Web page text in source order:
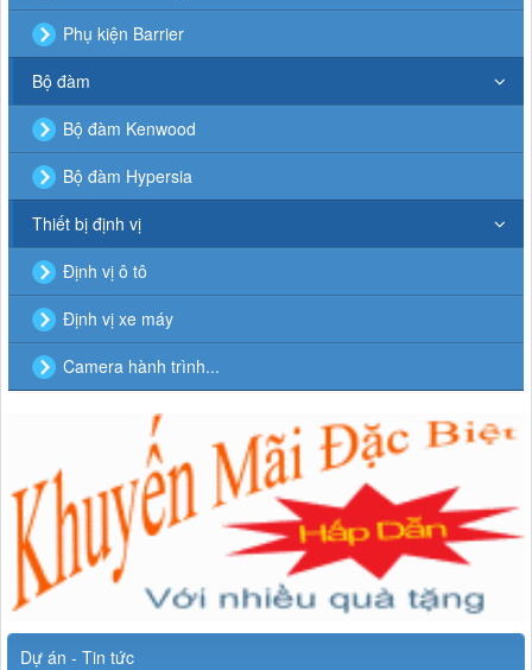
Phụ kiện Barrier
Bộ đàm
Bộ đàm Kenwood
Bộ đàm Hypersia
Thiết bị định vị
Định vị ô tô
Định vị xe máy
Camera hành trình...
Dự án - Tin tức